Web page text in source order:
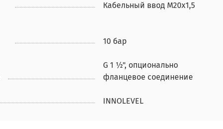
Кабельный ввод М20х1,5
10 бар
G 1 ½", опционально
фланцевое соединение
INNOLEVEL